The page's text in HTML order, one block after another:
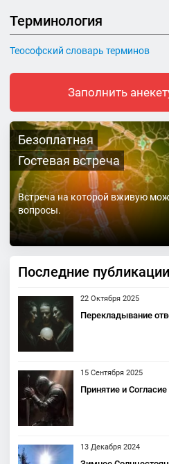
Терминология
Теософский словарь терминов
Заполнить
Безоплатная
Гостевая встреча
Встреча на которой вживую
вопросы.
Последние публикации
22 Октября 2025
Перекладывание
15 Сентября 2025
Принятие и Согласие
13 Декабря 2024